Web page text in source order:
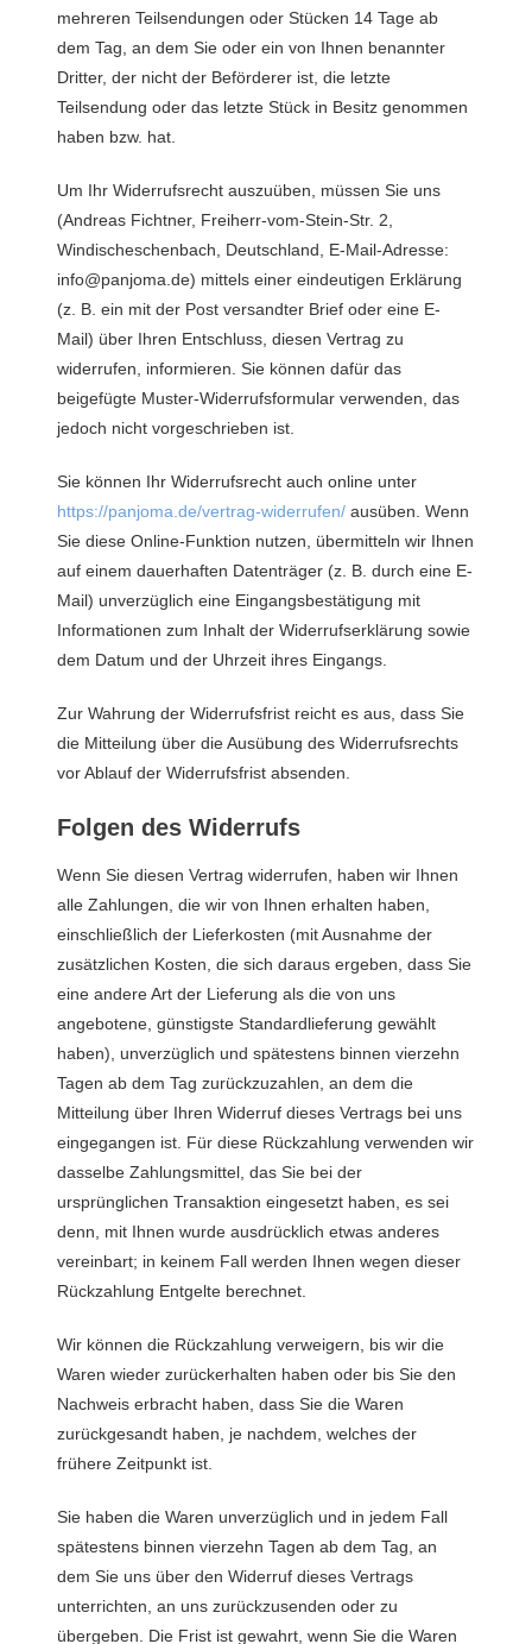
mehreren Teilsendungen oder Stücken 14 Tage ab
dem Tag, an dem Sie oder ein von Ihnen benannter
Dritter, der nicht der Beförderer ist, die letzte
Teilsendung oder das letzte Stück in Besitz genommen
haben bzw. hat.
Um Ihr Widerrufsrecht auszuüben, müssen Sie uns
(Andreas Fichtner, Freiherr-vom-Stein-Str. 2,
Windischeschenbach, Deutschland, E-Mail-Adresse:
info@panjoma.de) mittels einer eindeutigen Erklärung
(z. B. ein mit der Post versandter Brief oder eine E-
Mail) über Ihren Entschluss, diesen Vertrag zu
widerrufen, informieren. Sie können dafür das
beigefügte Muster-Widerrufsformular verwenden, das
jedoch nicht vorgeschrieben ist.
Sie können Ihr Widerrufsrecht auch online unter
https://panjoma.de/vertrag-widerrufen/ ausüben. Wenn
Sie diese Online-Funktion nutzen, übermitteln wir Ihnen
auf einem dauerhaften Datenträger (z. B. durch eine E-
Mail) unverzüglich eine Eingangsbestätigung mit
Informationen zum Inhalt der Widerrufserklärung sowie
dem Datum und der Uhrzeit ihres Eingangs.
Zur Wahrung der Widerrufsfrist reicht es aus, dass Sie
die Mitteilung über die Ausübung des Widerrufsrechts
vor Ablauf der Widerrufsfrist absenden.
Folgen des Widerrufs
Wenn Sie diesen Vertrag widerrufen, haben wir Ihnen
alle Zahlungen, die wir von Ihnen erhalten haben,
einschließlich der Lieferkosten (mit Ausnahme der
zusätzlichen Kosten, die sich daraus ergeben, dass Sie
eine andere Art der Lieferung als die von uns
angebotene, günstigste Standardlieferung gewählt
haben), unverzüglich und spätestens binnen vierzehn
Tagen ab dem Tag zurückzuzahlen, an dem die
Mitteilung über Ihren Widerruf dieses Vertrags bei uns
eingegangen ist. Für diese Rückzahlung verwenden wir
dasselbe Zahlungsmittel, das Sie bei der
ursprünglichen Transaktion eingesetzt haben, es sei
denn, mit Ihnen wurde ausdrücklich etwas anderes
vereinbart; in keinem Fall werden Ihnen wegen dieser
Rückzahlung Entgelte berechnet.
Wir können die Rückzahlung verweigern, bis wir die
Waren wieder zurückerhalten haben oder bis Sie den
Nachweis erbracht haben, dass Sie die Waren
zurückgesandt haben, je nachdem, welches der
frühere Zeitpunkt ist.
Sie haben die Waren unverzüglich und in jedem Fall
spätestens binnen vierzehn Tagen ab dem Tag, an
dem Sie uns über den Widerruf dieses Vertrags
unterrichten, an uns zurückzusenden oder zu
übergeben. Die Frist ist gewahrt, wenn Sie die Waren